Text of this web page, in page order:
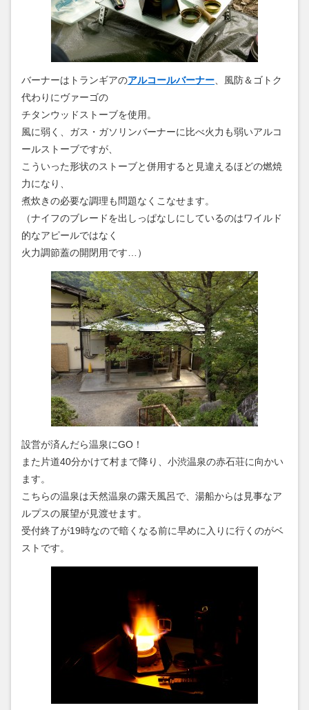
バーナーはトランギアのアルコールバーナー 、風防＆ゴトク
代わりにヴァーゴの
チタンウッドストーブを使用。
風に弱く、ガス・ガソリンバーナーに比べ火力も弱いアルコ
ールストーブですが、
こういった形状のストーブと併用すると見違えるほどの燃焼
力になり、
煮炊きの必要な調理も問題なくこなせます。
（ナイフのブレードを出しっぱなしにしているのはワイルド
的なアピールではなく
火力調節蓋の開閉用です…）
設営が済んだら温泉にGO！
また片道40分かけて村まで降り、小渋温泉の赤石荘に向かい
ます。
こちらの温泉は天然温泉の露天風呂で、湯船からは見事なア
ルプスの展望が見渡せます。
受付終了が19時なので暗くなる前に早めに入りに行くのがベ
ストです。